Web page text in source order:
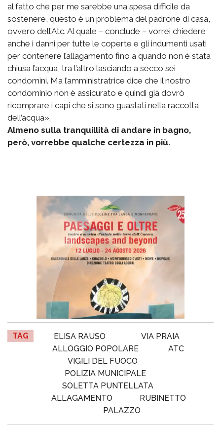
al fatto che per me sarebbe una spesa difficile da
sostenere, questo è un problema del padrone di casa,
ovvero dell’Atc. Al quale – conclude – vorrei chiedere
anche i danni per tutte le coperte e gli indumenti usati
per contenere l’allagamento fino a quando non è stata
chiusa l’acqua, tra l’altro lasciando a secco sei
condomini. Ma l’amministratrice dice che il nostro
condominio non è assicurato e quindi già dovrò
ricomprare i capi che si sono guastati nella raccolta
dell’acqua».
Almeno sulla tranquillità di andare in bagno,
però, vorrebbe qualche certezza in più.
TAG ELISA RAUSO
VIA PRAIA
ALLOGGIO POPOLARE
ATC
VIGILI DEL FUOCO
POLIZIA MUNICIPALE
SOLETTA PUNTELLATA
ALLAGAMENTO
RUBINETTO
PALAZZO